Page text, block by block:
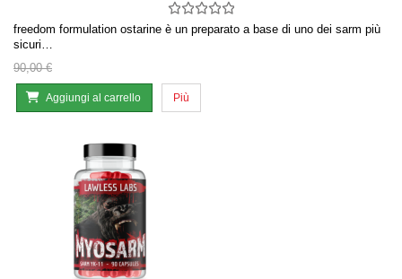
freedom formulation ostarine è un preparato a base di uno dei sarm più
sicuri…
90,00 €
Aggiungi al carrello Più